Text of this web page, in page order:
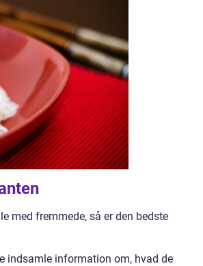
med fremmede, så er den bedste
indsamle information om, hvad de